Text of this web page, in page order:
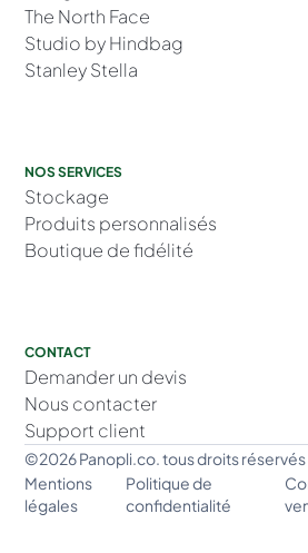
The North Face
Studio by Hindbag
Stanley Stella
NOS SERVICES
Stockage
Produits personnalisés
Boutique de fidélité
CONTACT
Demander un devis
Nous contacter
Support client
©2026 Panopli.co. tous droits réservés
Mentions
légales
Politique de
confidentialité